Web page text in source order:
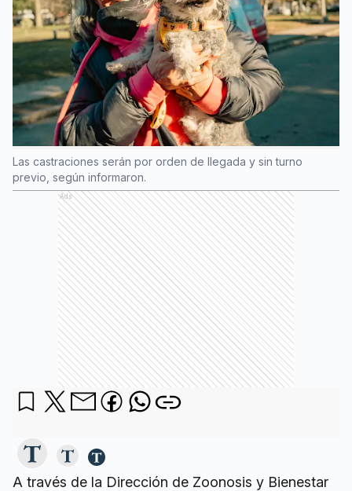
Las castraciones serán por orden de llegada y sin turno
previo, según informaron.
Ads
A través de la Dirección de Zoonosis y Bienestar